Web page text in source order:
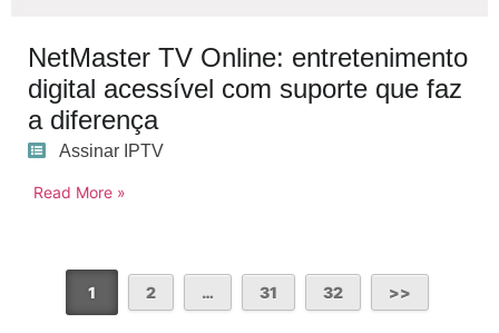
NetMaster TV Online: entretenimento
digital acessível com suporte que faz
a diferença
Assinar IPTV
Read More »
1 2 … 31 32